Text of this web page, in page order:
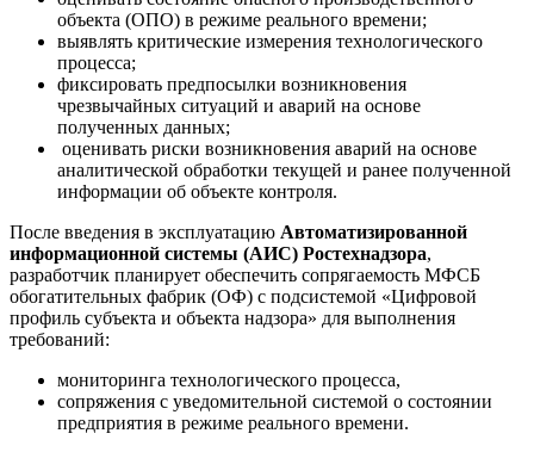
объекта (ОПО) в режиме реального времени;
выявлять критические измерения технологического
процесса;
фиксировать предпосылки возникновения
чрезвычайных ситуаций и аварий на основе
полученных данных;
оценивать риски возникновения аварий на основе
аналитической обработки текущей и ранее полученной
информации об объекте контроля.
После введения в эксплуатацию Автоматизированной
информационной системы (АИС) Ростехнадзора,
разработчик планирует обеспечить сопрягаемость МФСБ
обогатительных фабрик (ОФ) с подсистемой «Цифровой
профиль субъекта и объекта надзора» для выполнения
требований:
мониторинга технологического процесса,
сопряжения с уведомительной системой о состоянии
предприятия в режиме реального времени.